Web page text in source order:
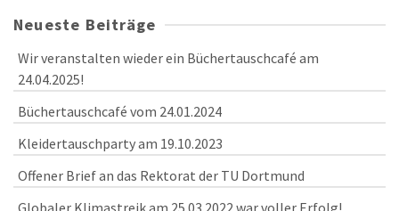
Neueste Beiträge
Wir veranstalten wieder ein Büchertauschcafé am
24.04.2025!
Büchertauschcafé vom 24.01.2024
Kleidertauschparty am 19.10.2023
Offener Brief an das Rektorat der TU Dortmund
Globaler Klimastreik am 25.03.2022 war voller Erfolg!